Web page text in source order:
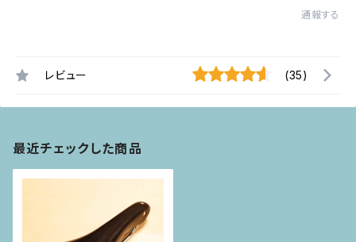
通報する
レビュー (35)
最近チェックした商品